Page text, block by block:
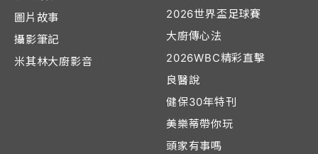
圖片故事
攝影筆記
米其林大廚影音
2026世界盃足球賽
大廚傳心法
2026WBC精彩直擊
良醫說
健保30年特刊
美樂蒂帶你玩
頭家有事嗎